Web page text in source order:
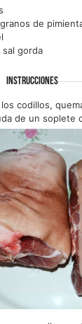
de
sal gorda
INSTRUCCIONES
codillos,
de un soplete